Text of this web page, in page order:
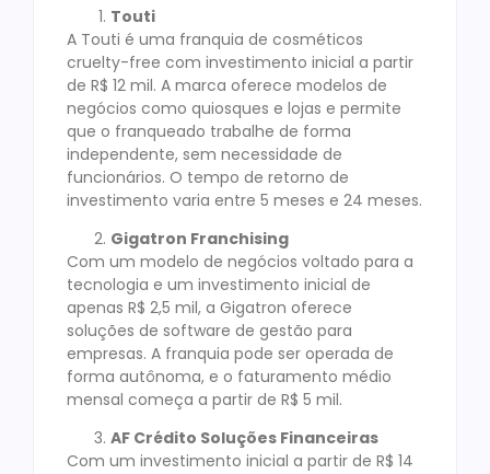
Touti
A Touti é uma franquia de cosméticos
cruelty-free com investimento inicial a partir
de R$ 12 mil. A marca oferece modelos de
negócios como quiosques e lojas e permite
que o franqueado trabalhe de forma
independente, sem necessidade de
funcionários. O tempo de retorno de
investimento varia entre 5 meses e 24 meses.
Gigatron Franchising
Com um modelo de negócios voltado para a
tecnologia e um investimento inicial de
apenas R$ 2,5 mil, a Gigatron oferece
soluções de software de gestão para
empresas. A franquia pode ser operada de
forma autônoma, e o faturamento médio
mensal começa a partir de R$ 5 mil.
AF Crédito Soluções Financeiras
Com um investimento inicial a partir de R$ 14